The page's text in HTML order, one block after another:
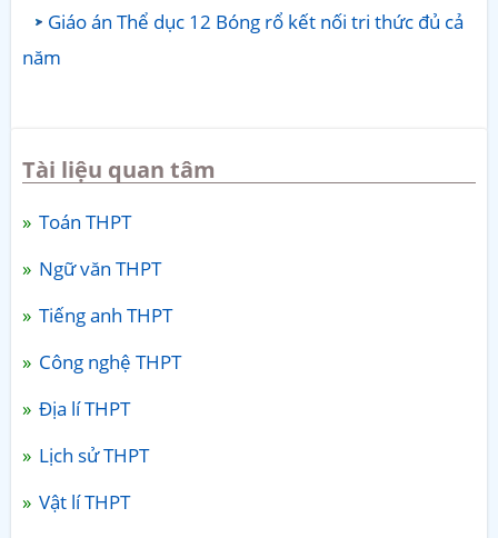
Giáo án Thể dục 12 Bóng rổ kết nối tri thức đủ cả
năm
Tài liệu quan tâm
Toán THPT
Ngữ văn THPT
Tiếng anh THPT
Công nghệ THPT
Địa lí THPT
Lịch sử THPT
Vật lí THPT